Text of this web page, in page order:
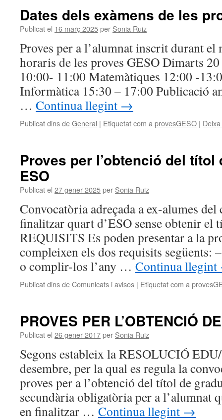
Dates dels exàmens de les
Publicat el 16 març 2025per Sonia Ruiz
Proves per a l’alumnat inscrit durant el
horaris de les proves GESO Dimarts
10:00- 11:00 Matemàtiques 12:00 -
Informàtica 15:30 – 17:00 Publicació
… Continua llegint →
Publicat dins deGeneral | Etiquetat com a provesGESO |
Proves per l’obtenció del títol
ESO
Publicat el 27 gener 2025per Sonia Ruiz
Convocatòria adreçada a ex-alumes del
finalitzar quart d’ESO sense obtenir el
REQUISITS Es poden presentar a la
compleixen els dos requisits següents:
o complir-los l’any … Continua llegint
Publicat dins deComunicats i avisos | Etiquetat com a
PROVES PER L’OBTENCIÓ
Publicat el 26 gener 2017per Sonia Ruiz
Segons estableix la RESOLUCIÓ
desembre, per la qual es regula la
proves per a l’obtenció del títol de
secundària obligatòria per a l’alumnat
en finalitzar … Continua llegint →